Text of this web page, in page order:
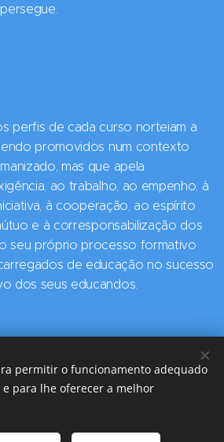
perfis de cada curso norteiam a
promovidos num contexto
mas que apela
ao trabalho, ao empenho, à
à cooperação, ao espírito
e à corresponsabilização dos
seu próprio processo formativo
de educação no sucesso
dos seus educandos.
Casa da Misericórdia de Angra do
Terceira, Açores 9700-222
permitir o funcionamento adequado
para lhe oferecer a melhor